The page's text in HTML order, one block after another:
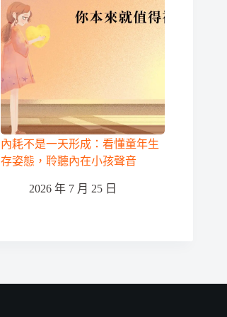
內耗不是一天形成：看懂童年生
存姿態，聆聽內在小孩聲音
2026 年 7 月 25 日